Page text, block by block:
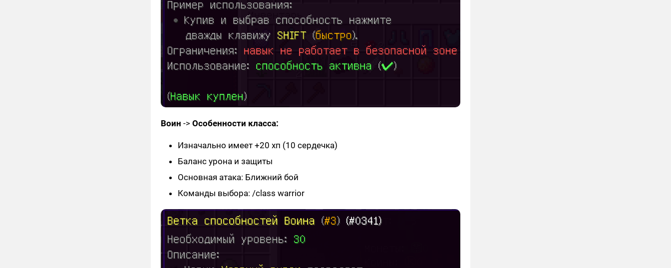
Воин -> Особенности класса:
Изначально имеет +20 хп (10 сердечка)
Баланс урона и защиты
Основная атака: Ближний бой
Команды выбора: /class warrior